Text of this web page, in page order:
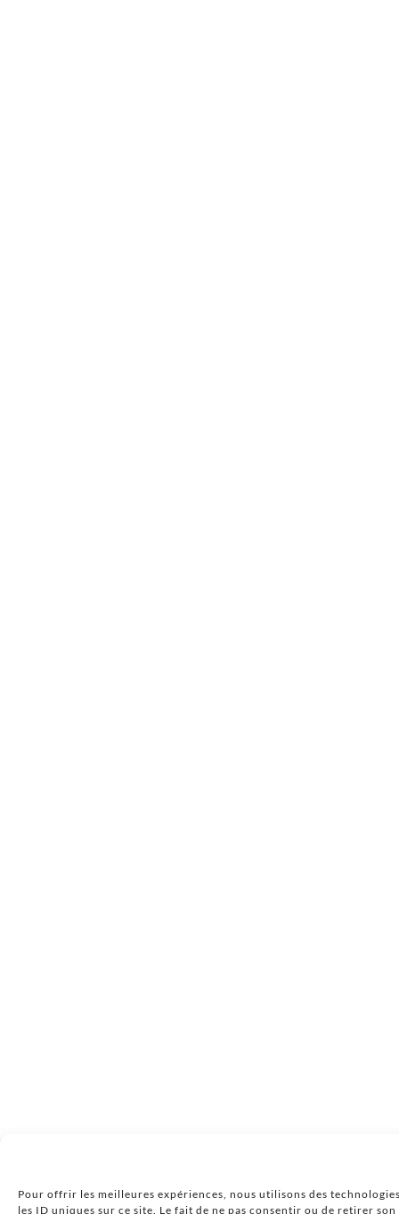
Pour offrir les meilleures expériences, nous utilisons des
les ID uniques sur ce site. Le fait de ne pas consentir ou de retirer